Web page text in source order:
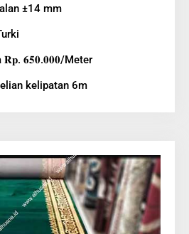
±14 mm
𝐑𝐩. 𝟔𝟓𝟎.𝟎𝟎𝟎/Meter
kelipatan 6m